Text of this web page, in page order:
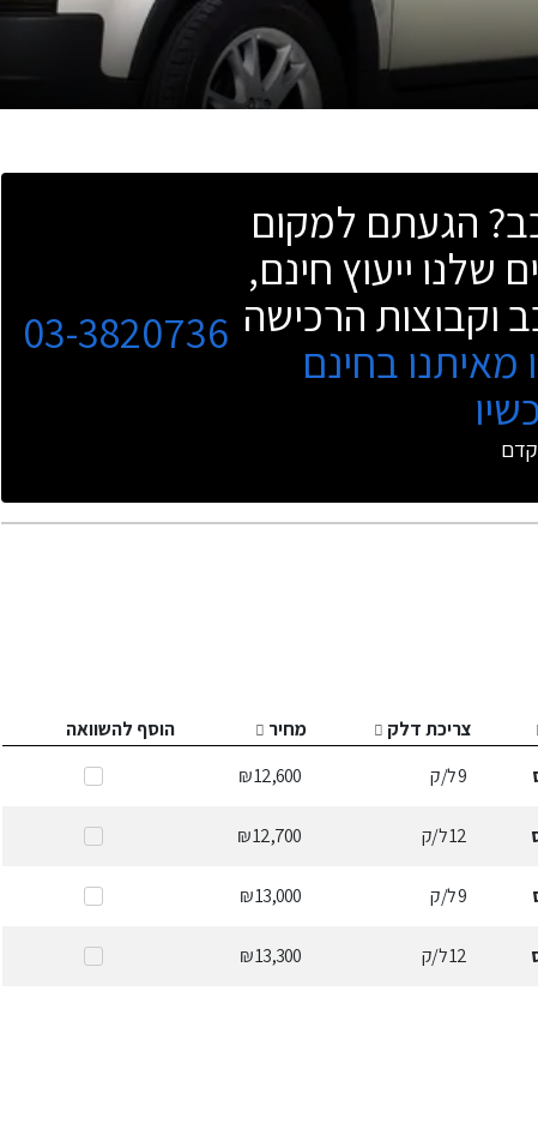
הגעתם למקום
שלנו ייעוץ חינם,
וקבוצות הרכישה
מאיתנו בחינם
03-3820736
צריכת דלק מחיר
הוסף להשוואה
9ל/ק 12,600 ₪
12ל/ק 12,700 ₪
9ל/ק 13,000 ₪
12ל/ק 13,300 ₪